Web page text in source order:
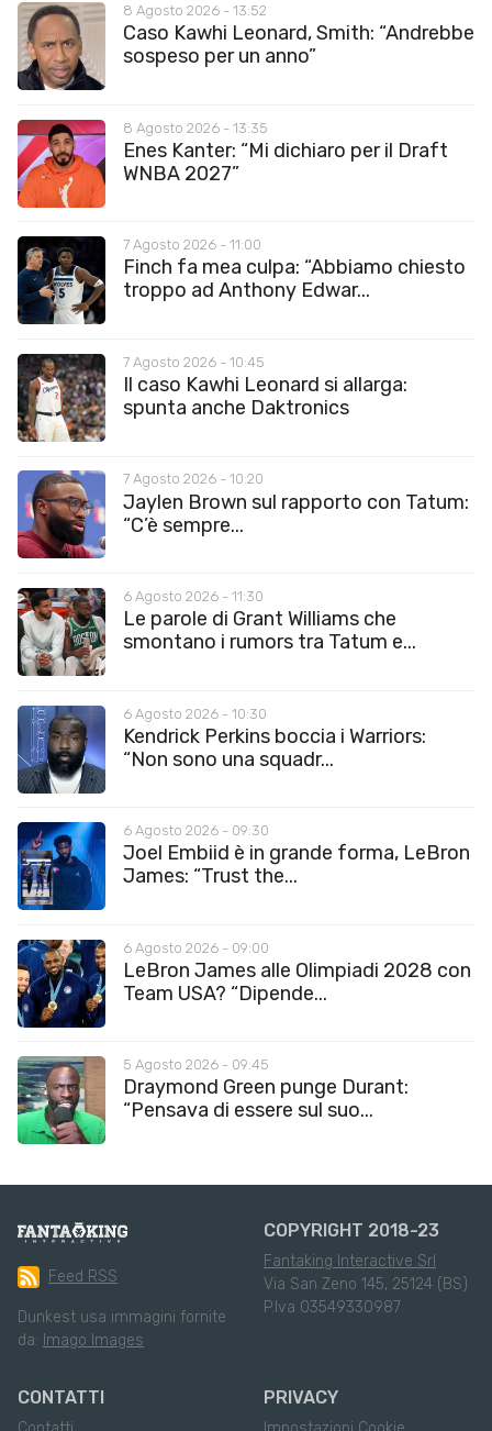
8 Agosto 2026 - 13:52
Caso Kawhi Leonard, Smith: “Andrebbe
sospeso per un anno”
8 Agosto 2026 - 13:35
Enes Kanter: “Mi dichiaro per il Draft
WNBA 2027”
7 Agosto 2026 - 11:00
Finch fa mea culpa: “Abbiamo chiesto
troppo ad Anthony Edwar...
7 Agosto 2026 - 10:45
Il caso Kawhi Leonard si allarga:
spunta anche Daktronics
7 Agosto 2026 - 10:20
Jaylen Brown sul rapporto con Tatum:
“C’è sempre...
6 Agosto 2026 - 11:30
Le parole di Grant Williams che
smontano i rumors tra Tatum e...
6 Agosto 2026 - 10:30
Kendrick Perkins boccia i Warriors:
“Non sono una squadr...
6 Agosto 2026 - 09:30
Joel Embiid è in grande forma, LeBron
James: “Trust the...
6 Agosto 2026 - 09:00
LeBron James alle Olimpiadi 2028 con
Team USA? “Dipende...
5 Agosto 2026 - 09:45
Draymond Green punge Durant:
“Pensava di essere sul suo...
Feed RSS
Dunkest usa immagini fornite
da: Imago Images
COPYRIGHT 2018-23
Fantaking Interactive Srl
Via San Zeno 145, 25124 (BS)
P.Iva 03549330987
CONTATTI PRIVACY